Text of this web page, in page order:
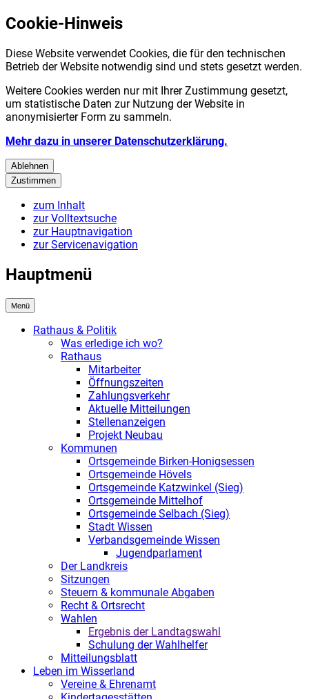
Cookie-Hinweis
Diese Website verwendet Cookies, die für den technischen
Betrieb der Website notwendig sind und stets gesetzt werden.
Weitere Cookies werden nur mit Ihrer Zustimmung gesetzt,
um statistische Daten zur Nutzung der Website in
anonymisierter Form zu sammeln.
Mehr dazu in unserer Datenschutzerklärung.
Ablehnen
Zustimmen
zum Inhalt
zur Volltextsuche
zur Hauptnavigation
zur Servicenavigation
Hauptmenü
Menü
Rathaus & Politik
Was erledige ich wo?
Rathaus
Mitarbeiter
Öffnungszeiten
Zahlungsverkehr
Aktuelle Mitteilungen
Stellenanzeigen
Projekt Neubau
Kommunen
Ortsgemeinde Birken-Honigsessen
Ortsgemeinde Hövels
Ortsgemeinde Katzwinkel (Sieg)
Ortsgemeinde Mittelhof
Ortsgemeinde Selbach (Sieg)
Stadt Wissen
Verbandsgemeinde Wissen
Jugendparlament
Der Landkreis
Sitzungen
Steuern & kommunale Abgaben
Recht & Ortsrecht
Wahlen
Ergebnis der Landtagswahl
Schulung der Wahlhelfer
Mitteilungsblatt
Leben im Wisserland
Vereine & Ehrenamt